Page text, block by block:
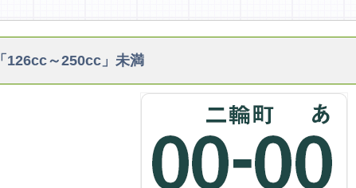
「126cc～250cc」未満